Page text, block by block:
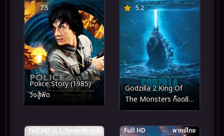
7.5
Police Story (1985)
วิ่งสู้ฟัด
5.2
Godzilla 2 King Of
The Monsters ก็อดซิล
ล่า 2 ราชันแห่งมอนส
Full HD Soundtrack Full HD พากย์ไทย